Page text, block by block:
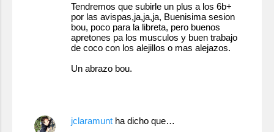
Tendremos que subirle un plus a los 6b+
por las avispas,ja,ja,ja, Buenisima sesion
bou, poco para la libreta, pero buenos
apretones pa los musculos y buen trabajo
de coco con los alejillos o mas alejazos.
Un abrazo bou.
jclaramunt ha dicho que…